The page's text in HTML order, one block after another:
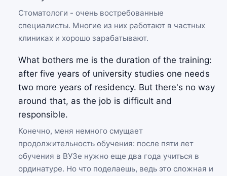
Стоматологи - очень востребованные
специалисты. Многие из них работают в частных
клиниках и хорошо зарабатывают.
What bothers me is the duration of the training:
after five years of university studies one needs
two more years of residency. But there's no way
around that, as the job is difficult and
responsible.
Конечно, меня немного смущает
продолжительность обучения: после пяти лет
обучения в ВУЗе нужно еще два года учиться в
ординатуре. Но что поделаешь, ведь это сложная и